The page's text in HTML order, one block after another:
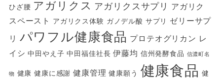
ひざ腰 アガリクス アガリクスサプリ
アガリク
スペースト
アガリクス体験 ガノデル酸 サプリ
ゼリーサプ
リ パワフル健康食品 プロテオグリカン レ
イシ 中田やえ子 中田福佳社長 伊藤均 信州発酵食品 信濃町名
物 健康 健康に感謝 健康管理 健康願う 健康食品 健